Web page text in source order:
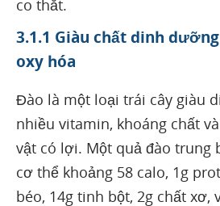
co thắt.
3.1.1 Giàu chất dinh
oxy hóa
Đào là một loại trái cây giàu
nhiều vitamin, khoáng chất
vật có lợi. Một quả đào trung
cơ thể khoảng 58 calo, 1g
béo, 14g tinh bột, 2g chất xơ,